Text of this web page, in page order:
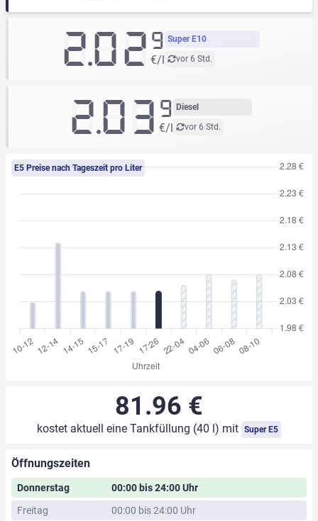
Super E10
vor 6 Std.
2.029
€/l
Diesel
vor 6 Std.
2.03 9
€/l
E5 Preise nach Tageszeit pro Liter
81.96 €
kostet aktuell eine Tankfüllung (40 l) mit Super E5
Öffnungszeiten
Donnerstag
00:00 bis 24:00 Uhr
Freitag
00:00 bis 24:00 Uhr